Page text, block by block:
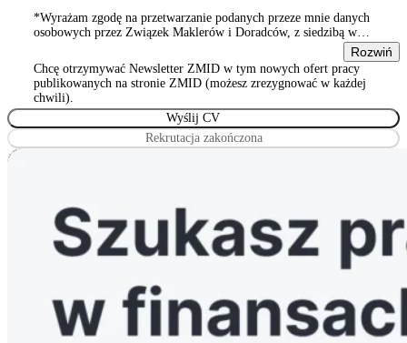
*Wyrażam zgodę na przetwarzanie podanych przeze mnie danych
osobowych przez Związek Maklerów i Doradców, z siedzibą w
stowarzyszeń, innych organizacji społecznych i zawodowych,
Wyrażam zgodę na przetwarzanie podanych przeze mnie danych
osobowych przez Związek Maklerów i Doradców, z siedzibą w
Warszawie 00-815, ul. Sienna 93/2, wpisanym do rejestru
stowarzyszeń, innych organizacji społecznych i zawodowych
Rozwiń
Chcę otrzymywać Newsletter ZMID w tym nowych ofert pracy
publikowanych na stronie ZMID (możesz zrezygnować w każdej
chwili).
Rekrutacja zakończona